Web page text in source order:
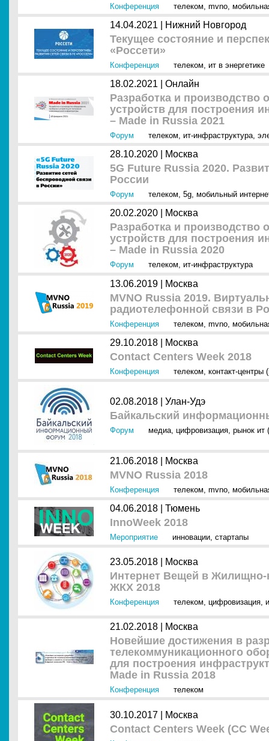
Конференция телеком, mvno,
14.04.2021 | Нижний Новгород
Текущее состояние и
«Россети»
Конференция телеком, ит в энергетике
18.02.2021 | Онлайн
Разработка и производство
устройств для построения
– Made in Russia 2021
Форум телеком, ит-инфраструктура,
28.10.2020 | Москва
5G Future Russia 2020.
России
Форум телеком, 5g, мобильный
20.02.2020 | Москва
Разработка и производство
устройств для построения
– Made in Russia 2020
Форум телеком, ит-инфраструктура
13.06.2019 | Москва
MVNO Russia 2019.
радиотелефонной связи в
Конференция телеком, mvno,
29.10.2018 | Москва
Contact Centers Week 2018
Конференция телеком, контакт-центры
02.08.2018 | Улан-Удэ
Байкальский
Форум медиа, цифровизация, рынок ит
21.06.2018 | Москва
MVNO Russia 2018
Конференция телеком, mvno,
04.06.2018 | Тюмень
InnoWeek 2018
Мероприятие инновации, стартапы
23.05.2018 | Москва
Интернет Вещей в Жилищно-
ЖКХ 2018
Конференция телеком, цифровизация,
21.02.2018 | Москва
Новейшие достижения в
телекоммуникационного
для построения
Made in Russia 2018
Конференция телеком
30.10.2017 | Москва
Contact Centers Week (CC